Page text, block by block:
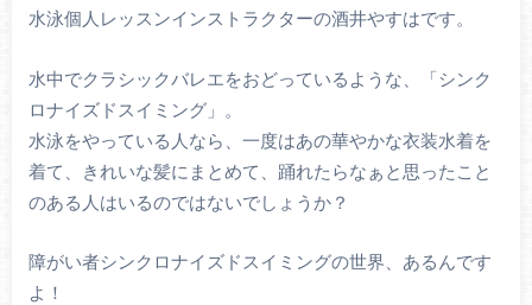
水泳個人レッスンインストラクターの酒井やすはです。
水中でクラシックバレエをおどっているような、「シンク
ロナイズドスイミング」。
水泳をやっている人なら、一度はあの華やかな衣装水着を
着て、きれいな髪にまとめて、踊れたらなぁと思ったこと
のある人はいるのではないでしょうか？
障がい者シンクロナイズドスイミングの世界、あるんです
よ！